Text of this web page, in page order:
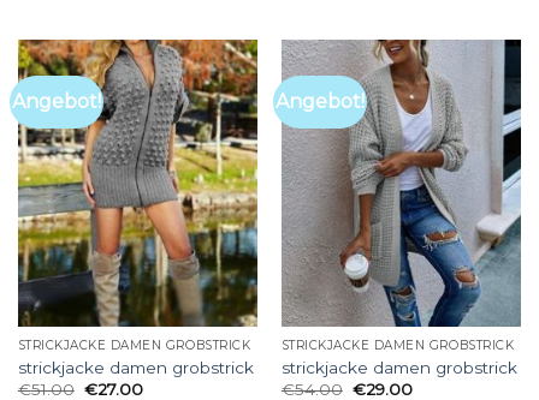
Angebot!
STRICKJACKE DAMEN GROBSTRICK
strickjacke damen grobstrick
€51.00 €27.00
Angebot!
STRICKJACKE DAMEN GROBSTRICK
strickjacke damen grobstrick
€54.00 €29.00